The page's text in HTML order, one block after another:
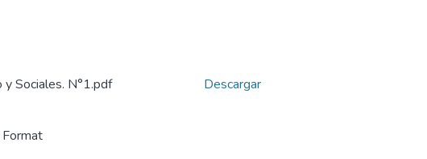
y Sociales. N°1.pdf
Descargar